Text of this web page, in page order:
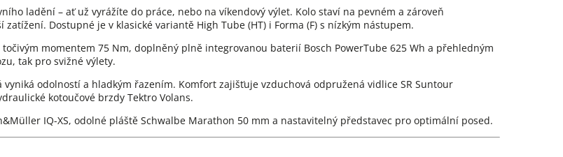
ladění – ať už vyrážíte do práce, nebo na víkendový výlet. Kolo staví na pevném a zároveň
Dostupné je v klasické variantě High Tube (HT) i Forma (F) s nízkým nástupem.
momentem 75 Nm, doplněný plně integrovanou baterií Bosch PowerTube 625 Wh a přehledným
tak pro svižné výlety.
odolností a hladkým řazením. Komfort zajišťuje vzduchová odpružená vidlice SR Suntour
kotoučové brzdy Tektro Volans.
IQ-XS, odolné pláště Schwalbe Marathon 50 mm a nastavitelný představec pro optimální posed.